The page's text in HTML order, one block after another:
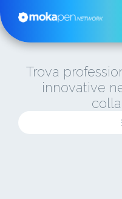
Trova
innovative